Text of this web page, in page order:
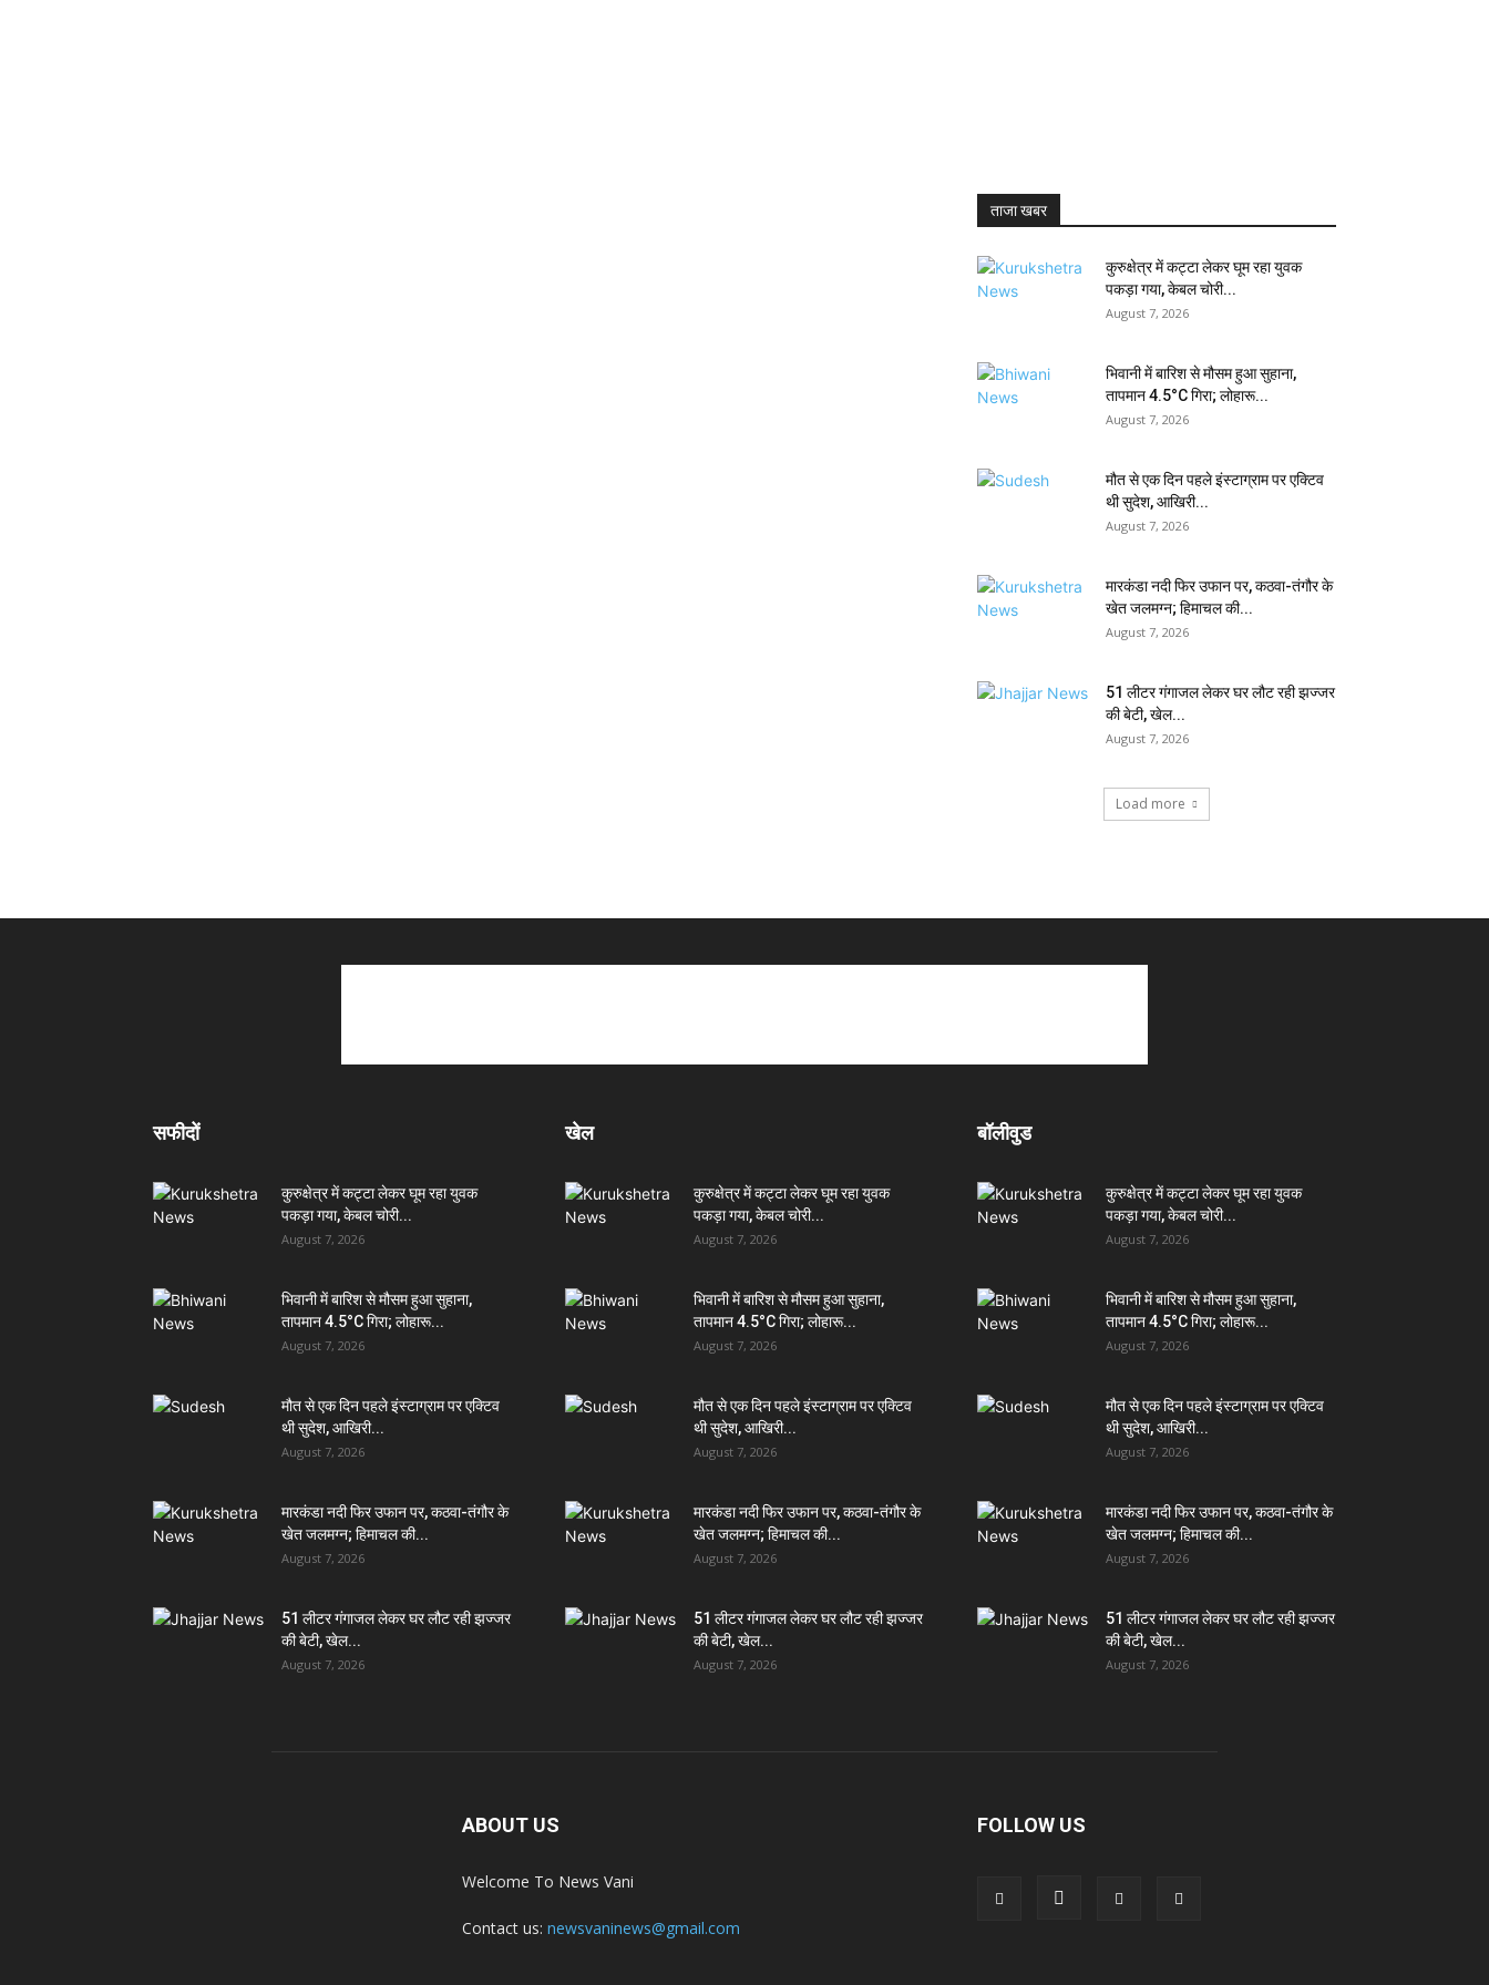
ताजा खबर
कुरुक्षेत्र में कट्टा लेकर घूम रहा युवक
पकड़ा गया, केबल चोरी...
August 7, 2026
भिवानी में बारिश से मौसम हुआ सुहाना,
तापमान 4.5°C गिरा; लोहारू...
August 7, 2026
मौत से एक दिन पहले इंस्टाग्राम पर एक्टिव
थी सुदेश, आखिरी...
August 7, 2026
मारकंडा नदी फिर उफान पर, कठवा-तंगौर के
खेत जलमग्न; हिमाचल की...
August 7, 2026
51 लीटर गंगाजल लेकर घर लौट रही झज्जर
की बेटी, खेल...
August 7, 2026
Load more
सफीदों
कुरुक्षेत्र में कट्टा लेकर घूम रहा युवक
पकड़ा गया, केबल चोरी...
August 7, 2026
भिवानी में बारिश से मौसम हुआ सुहाना,
तापमान 4.5°C गिरा; लोहारू...
August 7, 2026
मौत से एक दिन पहले इंस्टाग्राम पर एक्टिव
थी सुदेश, आखिरी...
August 7, 2026
मारकंडा नदी फिर उफान पर, कठवा-तंगौर के
खेत जलमग्न; हिमाचल की...
August 7, 2026
51 लीटर गंगाजल लेकर घर लौट रही झज्जर
की बेटी, खेल...
August 7, 2026
खेल
कुरुक्षेत्र में कट्टा लेकर घूम रहा युवक
पकड़ा गया, केबल चोरी...
August 7, 2026
भिवानी में बारिश से मौसम हुआ सुहाना,
तापमान 4.5°C गिरा; लोहारू...
August 7, 2026
मौत से एक दिन पहले इंस्टाग्राम पर एक्टिव
थी सुदेश, आखिरी...
August 7, 2026
मारकंडा नदी फिर उफान पर, कठवा-तंगौर के
खेत जलमग्न; हिमाचल की...
August 7, 2026
51 लीटर गंगाजल लेकर घर लौट रही झज्जर
की बेटी, खेल...
August 7, 2026
बॉलीवुड
कुरुक्षेत्र में कट्टा लेकर घूम रहा युवक
पकड़ा गया, केबल चोरी...
August 7, 2026
भिवानी में बारिश से मौसम हुआ सुहाना,
तापमान 4.5°C गिरा; लोहारू...
August 7, 2026
मौत से एक दिन पहले इंस्टाग्राम पर एक्टिव
थी सुदेश, आखिरी...
August 7, 2026
मारकंडा नदी फिर उफान पर, कठवा-तंगौर के
खेत जलमग्न; हिमाचल की...
August 7, 2026
51 लीटर गंगाजल लेकर घर लौट रही झज्जर
की बेटी, खेल...
August 7, 2026
ABOUT US
Welcome To News Vani
Contact us: newsvaninews@gmail.com
FOLLOW US